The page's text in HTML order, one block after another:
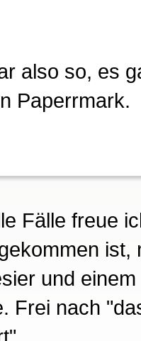
also so, es
Paperrmark.
Fälle freue
ist,
und
Frei nach